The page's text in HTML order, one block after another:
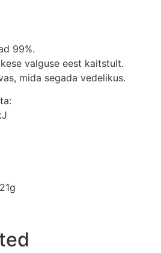
99%.
valguse eest kaitstult.
mida segada vedelikus.